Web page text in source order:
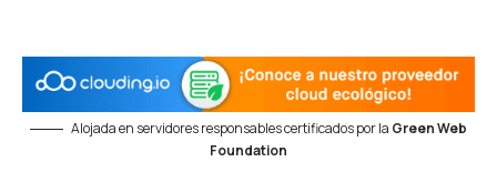
Alojada en servidores responsables certificados por la Green Web
Foundation